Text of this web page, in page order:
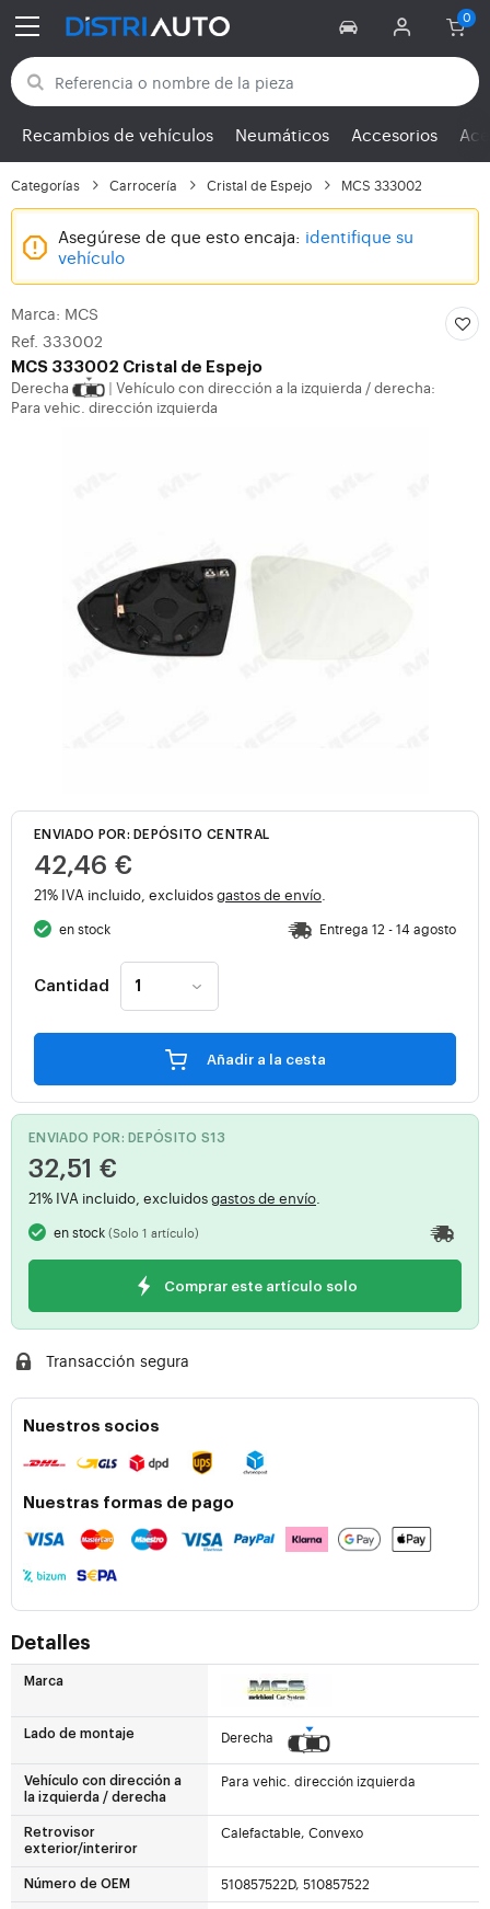
Volver a las categorías
Recambios de vehículos Neumáticos Accesorios
Categorías Carrocería Cristal de Espejo MCS 333002
Asegúrese de que esto encaja: identifique su
vehículo
Marca: MCS
Ref. 333002
MCS 333002 Cristal de Espejo
Derecha
Vehículo con dirección a la izquierda / derecha:
Para vehic. dirección izquierda
ENVIADO POR: DEPÓSITO CENTRAL
42,46 €
21% IVA incluido, excluidosgastos de envío
en stock Entrega 12 - 14 agosto
Cantidad
Añadir a la cesta
ENVIADO POR: DEPÓSITO S13
32,51 €
21% IVA incluido, excluidosgastos de envío
en stock(Solo 1 artículo)
Comprar este artículo solo
Transacción segura
Nuestros socios
Nuestras formas de pago
Detalles
Marca
Lado de montaje Derecha
Vehículo con dirección a
la izquierda / derecha
Para vehic. dirección izquierda
Retrovisor
exterior/interiror
Calefactable, Convexo
Número de OEM 510857522D, 510857522